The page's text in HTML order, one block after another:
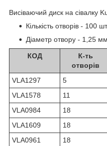
Висіваючий диск на сівалку
Кількість отворів - 100
Діаметр отвору - 1,25 мм
КОД
К-ть
отворів
VLA1297 5
VLA1578
11
VLA0984
18
VLA1609
18
VLA0961
18